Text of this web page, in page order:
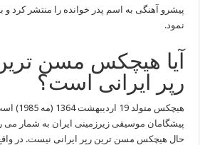
پیشرو آهنگی به اسم پدر خوانده را منتشر کرد و
نمود.‌
آیا هیچکس مسن
رپر ایرانی است؟
هیچکس متولد 19
پیشگامان موسیقی زیرزمینی ایران به شمار می‌
حال هیچکس مسن‌ ترین رپر ایرانی نیست. در